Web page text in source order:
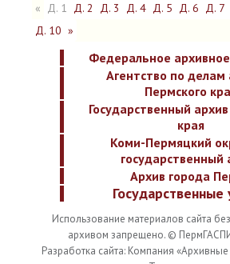
« Д. 1 Д. 2 Д. 3 Д. 4 Д. 5 Д. 6 Д. 7
Д. 10 »
Федеральное архивное
Агентство по делам
Пермского
Государственный
края
Коми-Пермяцкий
государственный
Архив города
Государственные
Использование материалов сайта
архивом запрещено. ©
Разработка сайта: Компания